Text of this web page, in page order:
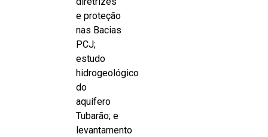
e proteção
nas Bacias
PCJ;
estudo
hidrogeológico
do
aquífero
Tubarão; e
levantamento